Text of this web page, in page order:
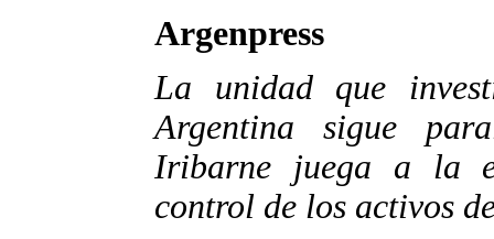
Argenpress
La unidad que
Argentina sigue
Iribarne juega a la
control de los activos